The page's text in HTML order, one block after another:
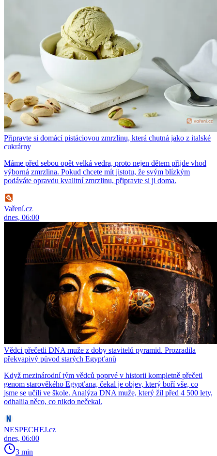
Připravte si domácí pistáciovou zmrzlinu, která chutná jako z italské
cukrárny
Máme před sebou opět velká vedra, proto nejen dětem přijde vhod
výborná zmrzlina. Pokud chcete mít jistotu, že svým blízkým
podáváte opravdu kvalitní zmrzlinu, připravte si ji doma.
Vaření.cz
dnes, 06:00
Vědci přečetli DNA muže z doby stavitelů pyramid. Prozradila
překvapivý původ starých Egypťanů
Když mezinárodní tým vědců poprvé v historii kompletně přečetl
genom starověkého Egypťana, čekal je objev, který boří vše, co
jsme se učili ve škole. Analýza DNA muže, který žil před 4 500 lety,
odhalila něco, co nikdo nečekal.
NESPECHEJ.cz
dnes, 06:00
3 min